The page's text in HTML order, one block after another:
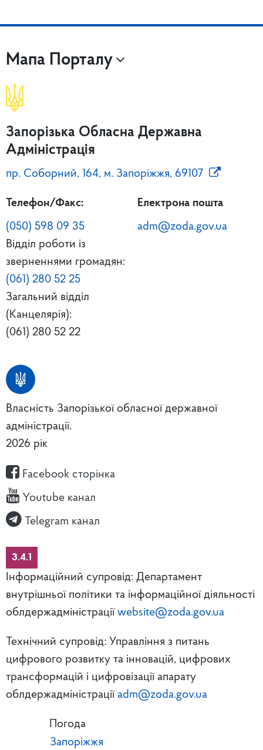
Мапа Порталу
Запорізька Обласна Державна
Адміністрація
пр. Соборний, 164, м. Запоріжжя, 69107
Телефон/Факс:
(050) 598 09 35
Відділ роботи із
зверненнями громадян:
(061) 280 52 25
Загальний відділ
(Канцелярія):
(061) 280 52 22
Електрона пошта
adm@zoda.gov.ua
Власність Запорізької обласної державної
адміністрації.
2026 рік
Facebook сторінка
Youtube канал
Telegram канал
3.4.1
Інформаційний супровід: Департамент
внутрішньої політики та інформаційної діяльності
облдержадміністрації website@zoda.gov.ua
Технічний супровід: Управління з питань
цифрового розвитку та інновацій, цифрових
трансформацій і цифровізації апарату
облдержадміністрації adm@zoda.gov.ua
Погода
Запоріжжя